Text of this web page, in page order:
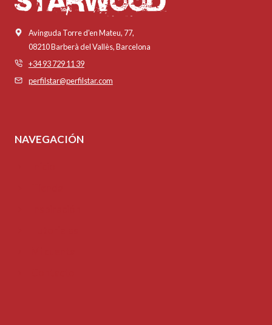
Avinguda Torre d'en Mateu, 77,
08210 Barberà del Vallès, Barcelona
+34 93 729 11 39
perfilstar@perfilstar.com
NAVEGACIÓN